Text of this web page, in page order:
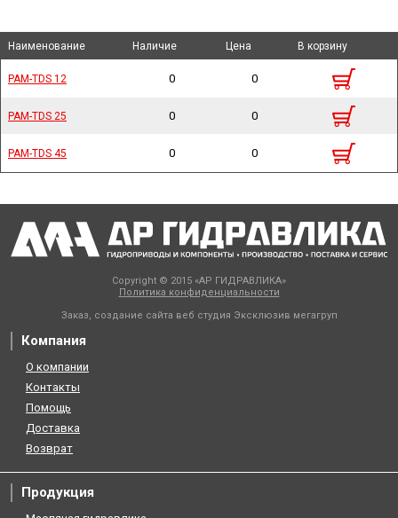
Наименование Наличие Цена В корзину
PAM-TDS 12 0 0
PAM-TDS 25 0 0
PAM-TDS 45 0 0
Наименование
PAM-TDS 12
PAM-TDS 25
PAM-TDS 45
Наименование
Наименование Наличие Цена В корзину
Copyright © 2015 «АР ГИДРАВЛИКА»
Политика конфиденциальности
Заказ, создание сайта веб студия Эксклюзив мегагруп
Компания
О компании
Контакты
Помощь
Доставка
Возврат
Продукция